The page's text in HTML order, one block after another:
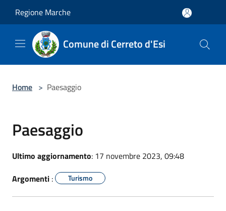
Regione Marche
Comune di Cerreto d'Esi
Home > Paesaggio
Paesaggio
Ultimo aggiornamento: 17 novembre 2023, 09:48
Argomenti : Turismo